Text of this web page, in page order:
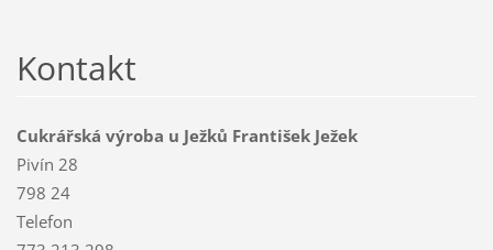
Kontakt
Cukrářská výroba u Ježků František Ježek
Pivín 28
798 24
Telefon